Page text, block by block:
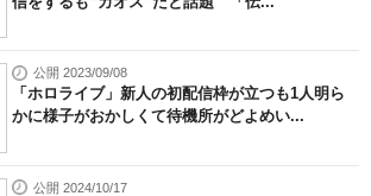
公開 2023/09/08
「ホロライブ」新人の初配信枠が立つも1人明ら
かに様子がおかしくて待機所がどよめい...
公開 2024/10/17